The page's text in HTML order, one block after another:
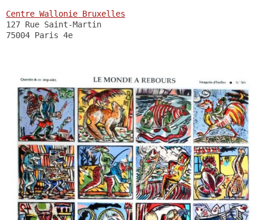
Centre Wallonie Bruxelles
127 Rue Saint-Martin
75004 Paris 4e